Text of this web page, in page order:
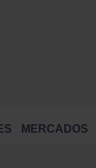
MERCADOS